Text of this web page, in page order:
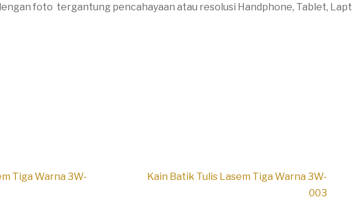
foto tergantung pencahayaan atau resolusi Handphone, Tablet,
Tiga Warna 3W-
Kain Batik Tulis Lasem Tiga Warna 3W-
003